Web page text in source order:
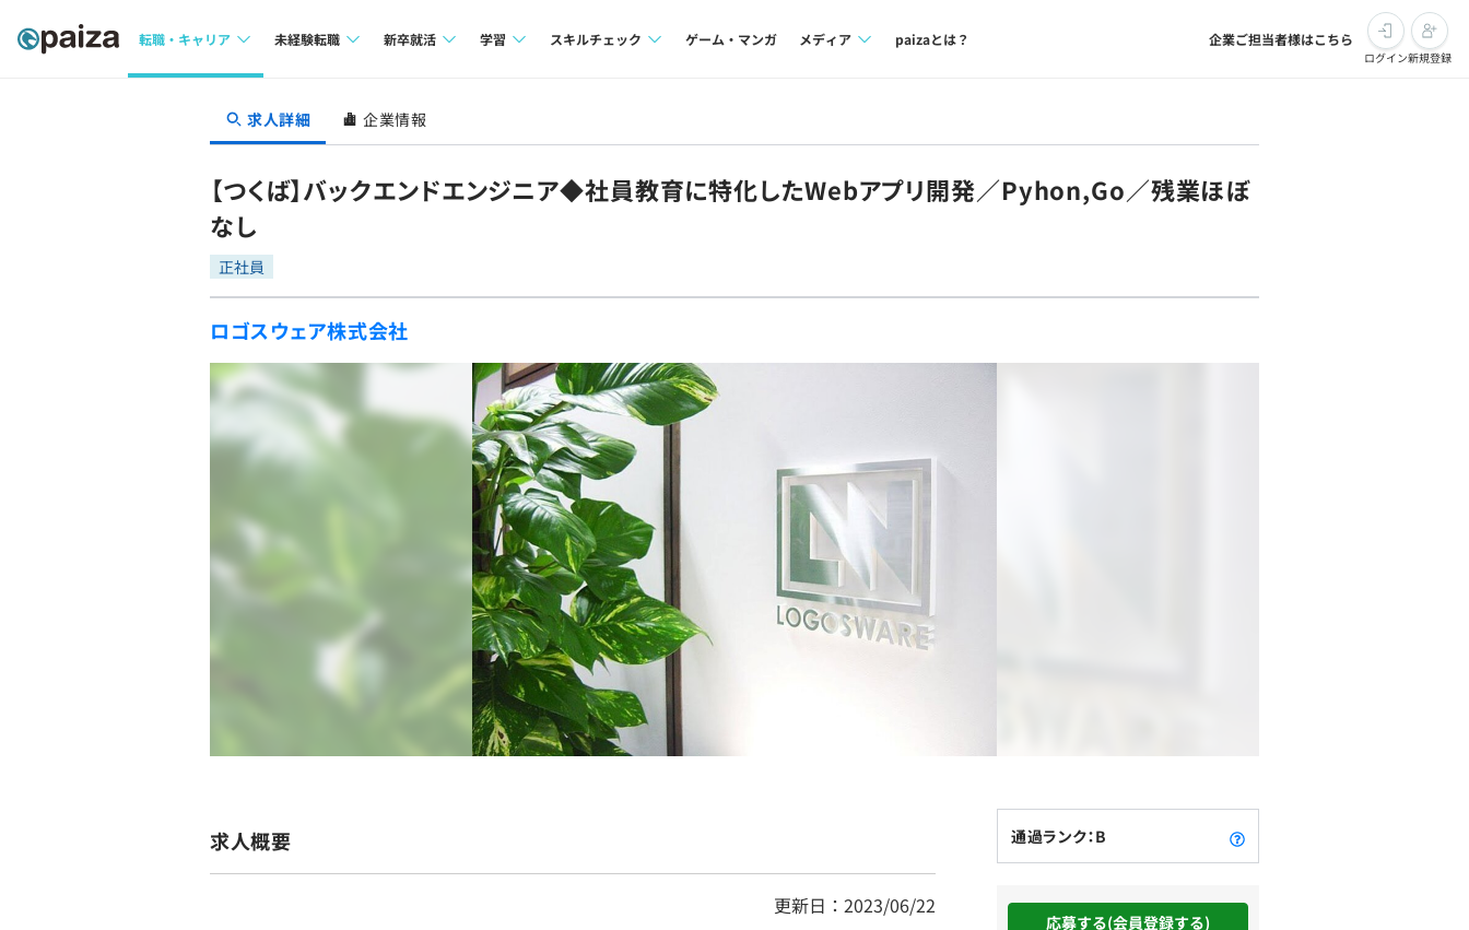
転職・キャリア
転職成功ガイド
未経験転職
求人検索
転職成功ガイド
新卒就活
本選考
インタビュー
就活成功ガイド
学習
4択課題
リファレンス
個人向けプラン
法人向けプラン
学校向けプラン
契約内容・クーポン
スキルチェック
評価結果一覧
ゲーム・マンガ メディア
note
paizaとは？ 企業ご担当者様はこちら
ログイン新規登録
求人詳細 企業情報
【つくば】バックエンドエンジニア◆社員教育に特化したWebアプリ開発／Pyhon,Go／残業ほぼ
なし
正社員
ロゴスウェア株式会社
求人概要
更新日：2023/06/22
通過ランク：B
応募する(会員登録する)